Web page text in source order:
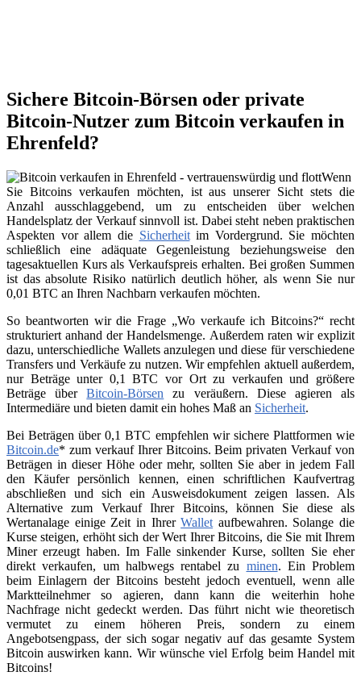
Sichere Bitcoin-Börsen oder private
Bitcoin-Nutzer zum Bitcoin verkaufen in
Ehrenfeld?
Wenn
Sie Bitcoins verkaufen möchten, ist aus unserer Sicht stets die
Anzahl ausschlaggebend, um zu entscheiden über welchen
Handelsplatz der Verkauf sinnvoll ist. Dabei steht neben praktischen
Aspekten vor allem die Sicherheitim Vordergrund. Sie möchten
schließlich eine adäquate Gegenleistung beziehungsweise den
tagesaktuellen Kurs als Verkaufspreis erhalten. Bei großen Summen
ist das absolute Risiko natürlich deutlich höher, als wenn Sie nur
0,01 BTC an Ihren Nachbarn verkaufen möchten.
So beantworten wir die Frage „Wo verkaufe ich Bitcoins?“ recht
strukturiert anhand der Handelsmenge. Außerdem raten wir explizit
dazu, unterschiedliche Wallets anzulegen und diese für verschiedene
Transfers und Verkäufe zu nutzen. Wir empfehlen aktuell außerdem,
nur Beträge unter 0,1 BTC vor Ort zu verkaufen und größere
Beträge überBitcoin-Börsen zu veräußern. Diese agieren als
Intermediäre und bieten damit ein hohes Maß an Sicherheit.
Bei Beträgen über 0,1 BTC empfehlen wir sichere Plattformen wie
Bitcoin.de* zum verkauf Ihrer Bitcoins. Beim privaten Verkauf von
Beträgen in dieser Höhe oder mehr, sollten Sie aber in jedem Fall
den Käufer persönlich kennen, einen schriftlichen Kaufvertrag
abschließen und sich ein Ausweisdokument zeigen lassen. Als
Alternative zum Verkauf Ihrer Bitcoins, können Sie diese als
Wertanalage einige Zeit in IhrerWallet aufbewahren. Solange die
Kurse steigen, erhöht sich der Wert Ihrer Bitcoins, die Sie mit Ihrem
Miner erzeugt haben. Im Falle sinkender Kurse, sollten Sie eher
direkt verkaufen, um halbwegs rentabel zu minen. Ein Problem
beim Einlagern der Bitcoins besteht jedoch eventuell, wenn alle
Marktteilnehmer so agieren, dann kann die weiterhin hohe
Nachfrage nicht gedeckt werden. Das führt nicht wie theoretisch
vermutet zu einem höheren Preis, sondern zu einem
Angebotsengpass, der sich sogar negativ auf das gesamte System
Bitcoin auswirken kann. Wir wünsche viel Erfolg beim Handel mit
Bitcoins!